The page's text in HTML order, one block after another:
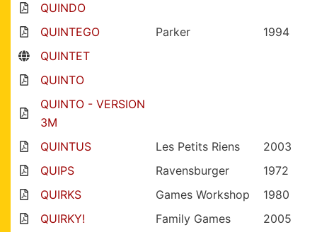
QUINDO
QUINTEGO
Parker
1994
QUINTET
QUINTO
QUINTO - VERSION
3M
QUINTUS
Les Petits Riens
2003
QUIPS
Ravensburger
1972
QUIRKS
Games Workshop
1980
QUIRKY!
Family Games
2005